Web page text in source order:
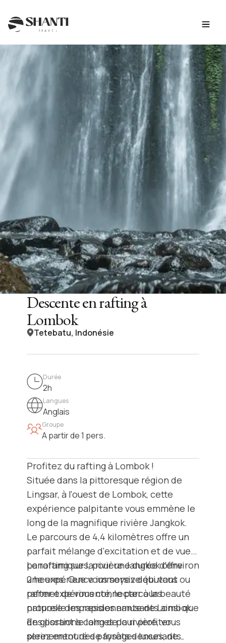
Descente en rafting à
Lombok
Tetebatu, Indonésie
Durée
2h
Langues
Anglais
Groupe
A partir de 1 pers.
Profitez du rafting à Lombok !
Située dans la pittoresque région de
Lingsar, à l'ouest de Lombok, cette
expérience palpitante vous emmène le
long de la magnifique rivière Jangkok.
Le parcours de 4,4 kilomètres offre un
parfait mélange d'excitation et de vues
panoramiques, pour une durée d'environ
2 heures. Que vous soyez débutant ou
rafter expérimenté, le parcours
propose des rapides amusants ainsi que
des portions calmes pour profiter
pleinement des paysages luxuriants.
Le rafting sur la rivière Jangkok offre
une expérience immersive qui vous
permet de vous connecter à la beauté
naturelle impressionnante de Lombok.
En glissant le long de la rivière, vous
serez entouré de forêts denses, de